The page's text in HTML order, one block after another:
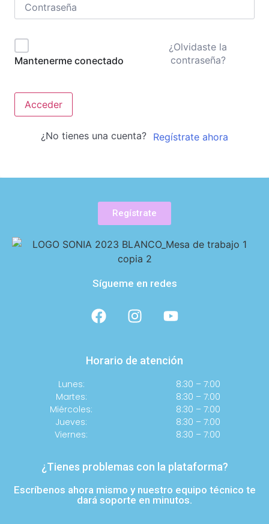
Mantenerme conectado
¿Olvidaste la
contraseña?
Acceder
¿No tienes una cuenta? Regístrate ahora
Regístrate
Sígueme en redes
Horario de atención
Lunes:
Martes:
Miércoles:
Jueves:
Viernes:
8:30 – 7:00
8:30 – 7:00
8:30 – 7:00
8:30 – 7:00
8:30 – 7:00
¿Tienes problemas con la plataforma?
Escríbenos ahora mismo y nuestro equipo técnico te
dará soporte en minutos.